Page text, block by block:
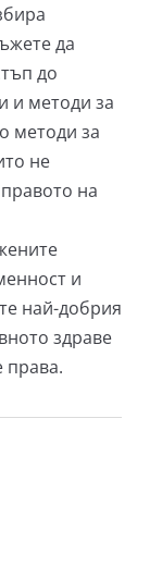
да
до
и методи за
методи за
не
на
и
най-добрия
здраве
права.